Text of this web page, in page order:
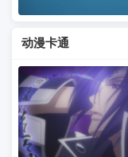
动漫卡通